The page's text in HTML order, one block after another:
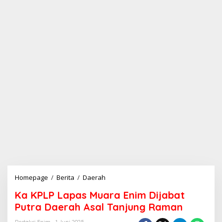
Homepage / Berita / Daerah
K
P
Ka KPLP Lapas Muara Enim Dijabat
Putra Daerah Asal Tanjung Raman